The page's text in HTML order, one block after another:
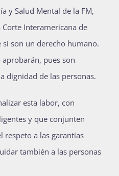
y Salud Mental de la FM,
Interamericana de
son un derecho humano.
pues son
dignidad de las personas.
esta labor, con
y que conjunten
respeto a las garantías
también a las personas